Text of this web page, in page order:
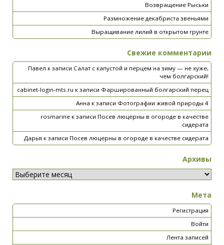
Возвращение Рыськи
Размножение декабриста звеньями
Выращивание лилий в открытом грунте
Свежие комментарии
Павел к записи Салат с капустой и перцем на зиму — не хуже,
чем болгарский!
cabinet-login-mts.ru к записи Фаршированный болгарский перец
Анна к записи Фотографии живой природы 4
rosmarine к записи Посев люцерны в огороде в качестве
сидерата
Дарья к записи Посев люцерны в огороде в качестве сидерата
Архивы
Мета
Регистрация
Войти
Лента записей